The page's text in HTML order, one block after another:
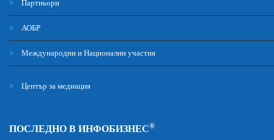
Партньори
АОБР
Международни и Национални участия
Център за медиация
ПОСЛЕДНО В ИНФОБИЗНЕС®